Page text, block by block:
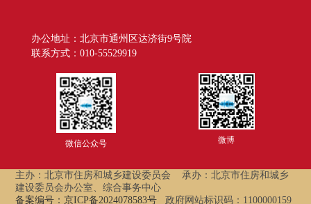
办公地址：北京市通州区达济街9号院
联系方式：010-55529919
微信公众号 微博
主办：北京市住房和城乡建设委员会
承办：北京市住房和城乡
建设委员会办公室、综合事务中心
备案编号：京ICP备2024078583号
政府网站标识码：1100000159